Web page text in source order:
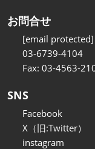
お問合せ
[email protected]
03-6739-4104
Fax: 03-4563-
SNS
Facebook
X（旧:Twitter）
instagram